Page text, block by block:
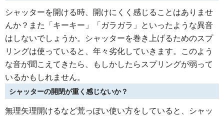
シャッターを開ける時、開けにくく感じることはありませ
んか？また「キーキー」「ガラガラ」といったような異音
はしないでしょうか。シャッターを巻き上げるためのスプ
リングは使っていると、年々劣化していきます。このよう
な音が聞こえてきたら、もしかしたらスプリングが弱って
いるかもしれません。
シャッターの開閉が重く感じないか？
無理矢理開けるなど荒っぽい使い方をしていると、シャッ